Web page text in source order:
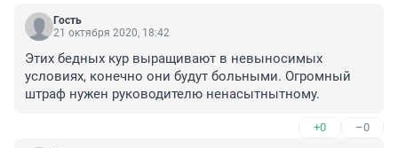
Гость
21 октября 2020, 18:42
Этих бедных кур выращивают в невыносимых
условиях, конечно они будут больными. Огромный
штраф нужен руководителю ненасытнытному.
+0 –0